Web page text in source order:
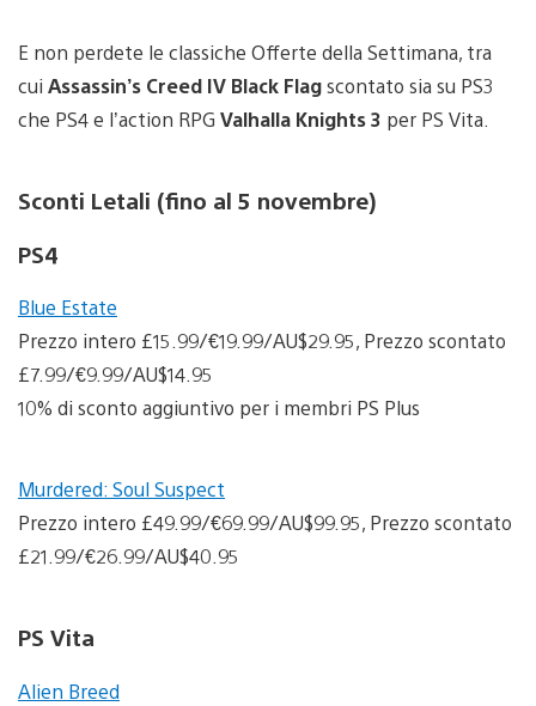
E non perdete le classiche Offerte della Settimana, tra
cui Assassin’s Creed IV Black Flagscontato sia su PS3
che PS4 e l’action RPG Valhalla Knights 3 per PS Vita.
Sconti Letali (fino al 5 novembre)
PS4
Blue Estate
Prezzo intero £15.99/€19.99/AU$29.95, Prezzo scontato
£7.99/€9.99/AU$14.95
10% di sconto aggiuntivo per i membri PS Plus
Murdered: Soul Suspect
Prezzo intero £49.99/€69.99/AU$99.95, Prezzo scontato
£21.99/€26.99/AU$40.95
PS Vita
Alien Breed